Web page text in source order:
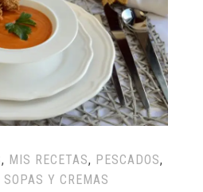
, MIS RECETAS, PESCADOS,
SOPAS Y CREMAS